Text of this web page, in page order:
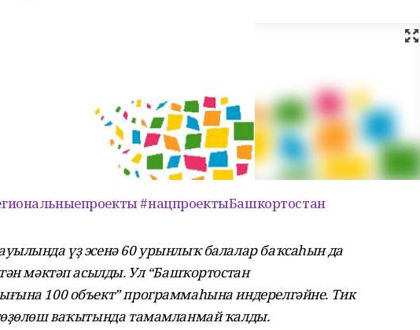
#нацпроектыБашкортостан
үҙ эсенә 60 урынлыҡ балалар баҡсаһын да
мәктәп асылды. Ул “Башҡортостан
100 объект” программаһына индерелгәйне. Тик
ваҡытында тамамланмай ҡалды.